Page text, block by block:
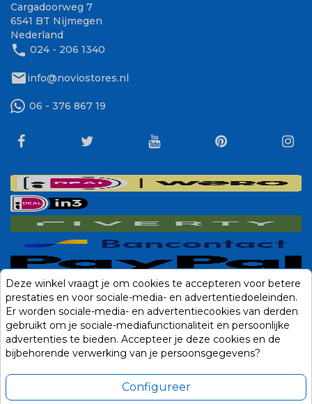
Cargadoorweg 7
6541 BT Nijmegen
Nederland
phone 024 - 206 1340
mailinfo@noviostores.nl
06 - 376 867 19
Deze winkel vraagt je om cookies te accepteren voor betere
prestaties en voor sociale-media- en advertentiedoeleinden.
Er worden sociale-media- en advertentiecookies van derden
gebruikt om je sociale-mediafunctionaliteit en persoonlijke
advertenties te bieden. Accepteer je deze cookies en de
bijbehorende verwerking van je persoonsgegevens?
Configureer